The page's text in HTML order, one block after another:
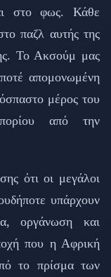
στο φως. Κάθε
παζλ αυτής της
Το Ακσούμ μας
απομονωμένη
μέρος του
από την
ότι οι μεγάλοι
υπάρχουν
οργάνωση και
που η Αφρική
το πρίσμα των